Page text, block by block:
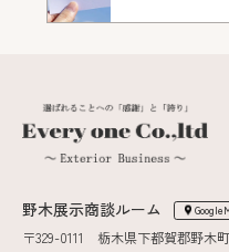
野木展示商談ルーム
〒329-0111 栃木県下都賀郡野木